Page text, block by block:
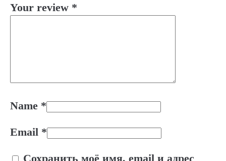
Your review *
Name *
Email *
Сохранить моё имя, email и адрес